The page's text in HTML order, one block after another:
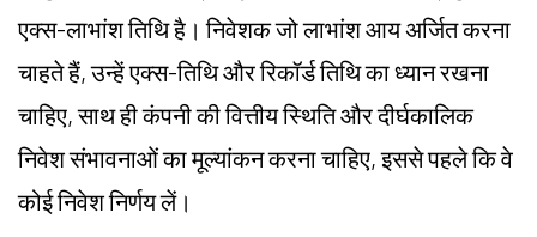
एक्स-लाभांश तिथि है। निवेशक जो लाभांश आय अर्जित करना
चाहते हैं, उन्हें एक्स-तिथि और रिकॉर्ड तिथि का ध्यान रखना
चाहिए, साथ ही कंपनी की वित्तीय स्थिति और दीर्घकालिक
निवेश संभावनाओं का मूल्यांकन करना चाहिए, इससे पहले कि वे
कोई निवेश निर्णय लें।